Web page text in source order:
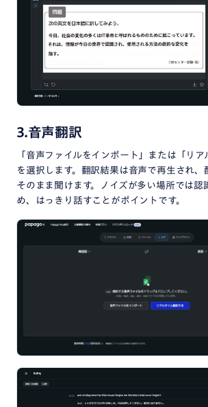
3.音声翻訳
「音声ファイルをインポート」または「リア
を選択します。翻訳結果は音声で再生され、
そのまま聞けます。ノイズが多い場所では認
め、はっきり話すことがポイントです。